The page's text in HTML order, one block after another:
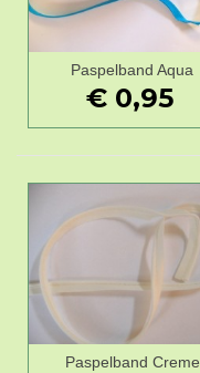
Paspelband Aqua
€ 0,95
Paspelband Creme